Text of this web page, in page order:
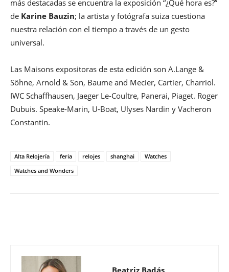
más destacadas se encuentra la exposición “¿Qué hora es?”
de Karine Bauzin; la artista y fotógrafa suiza cuestiona
nuestra relación con el tiempo a través de un gesto
universal.
Las Maisons expositoras de esta edición son A.Lange &
Söhne, Arnold & Son, Baume and Mecier, Cartier, Charriol.
IWC Schaffhausen, Jaeger Le-Coultre, Panerai, Piaget. Roger
Dubuis. Speake-Marin, U-Boat, Ulyses Nardin y Vacheron
Constantin.
Alta Relojería feria relojes shanghai
Watches
Watches and Wonders